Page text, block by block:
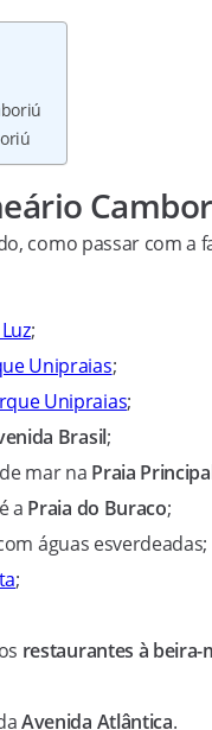
como passar com
;
Unipraias;
Unipraias;
Brasil;
mar na Praia
a Praia do Buraco;
águas esverdeadas;
;
restaurantes à beira-
Avenida Atlântica.